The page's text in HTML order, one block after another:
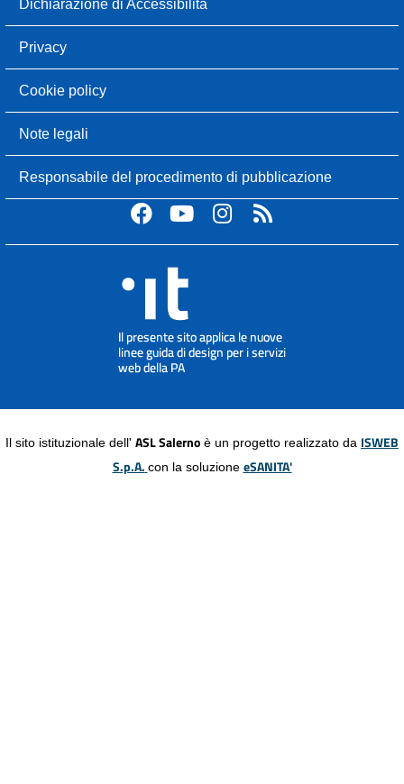
Dichiarazione di Accessibilità
Privacy
Cookie policy
Note legali
Responsabile del procedimento di pubblicazione
Il sito istituzionale dell' ASL Salerno è un progetto realizzato da ISWEB
S.p.A. con la soluzione eSANITA'